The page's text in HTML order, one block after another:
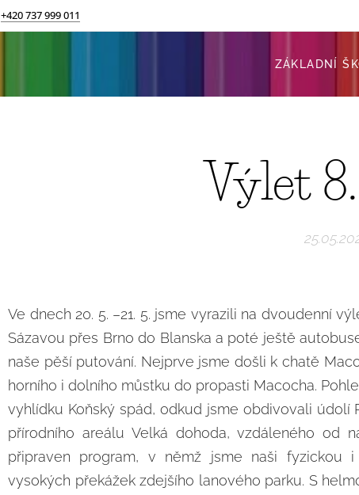
+420 737 999 011
ZÁKLADNÍ
Výlet
Ve dnech 20. 5. –21. 5. jsme vyrazili na dvoudenní
Sázavou přes Brno do Blanska a poté ještě
naše pěší putování. Nejprve jsme došli k chatě
horního i dolního můstku do propasti Macocha.
vyhlídku Koňský spád, odkud jsme obdivovali
přírodního areálu Velká dohoda, vzdáleného od
připraven program, v němž jsme naši fyzickou
vysokých překážek zdejšího lanového parku. S